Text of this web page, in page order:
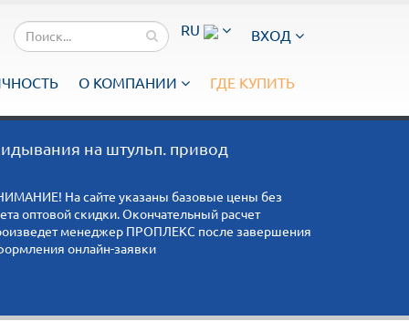
RU ВХОД
О КОМПАНИИ ГДЕ КУПИТЬ
на штульп. привод
На сайте указаны базовые цены без
оптовой скидки. Окончательный расчет
менеджер ПРОПЛЕКС после завершения
онлайн-заявки